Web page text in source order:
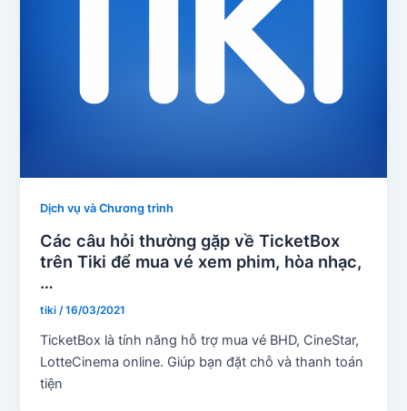
Dịch vụ và Chương trình
Các câu hỏi thường gặp về TicketBox
trên Tiki để mua vé xem phim, hòa nhạc,
…
tiki/16/03/2021
TicketBox là tính năng hỗ trợ mua vé BHD, CineStar,
LotteCinema online. Giúp bạn đặt chỗ và thanh toán
tiện